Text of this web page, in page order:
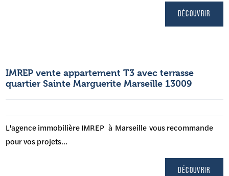
DÉCOUVRIR
IMREP vente appartement T3 avec terrasse
quartier Sainte Marguerite Marseille 13009
L'agence immobilière IMREP à Marseille vous recommande
pour vos projets...
DÉCOUVRIR